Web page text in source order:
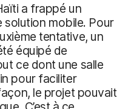
a frappé un
solution mobile. Pour
tentative, un
équipé de
ce dont une salle
pour faciliter
le projet pouvait